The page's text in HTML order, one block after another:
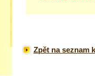
Zpět na seznam